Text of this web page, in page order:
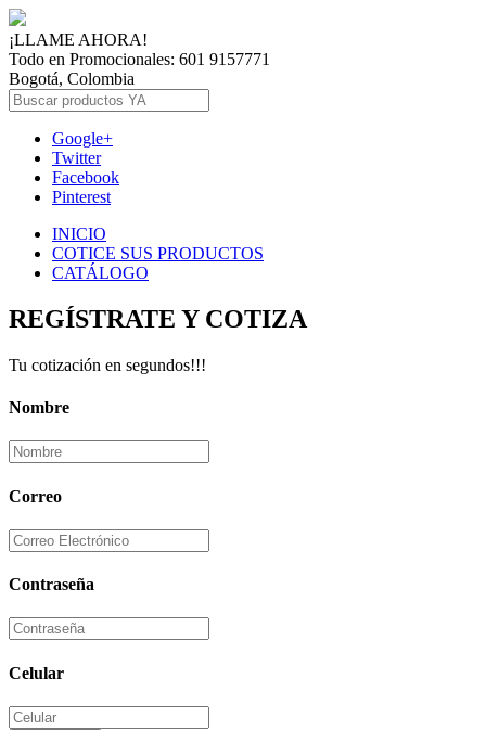
¡LLAME AHORA!
Todo en Promocionales: 601 9157771
Bogotá, Colombia
Google+
Twitter
Facebook
Pinterest
INICIO
COTICE SUS PRODUCTOS
CATÁLOGO
REGÍSTRATE Y COTIZA
Tu cotización en segundos!!!
Nombre
Correo
Contraseña
Celular